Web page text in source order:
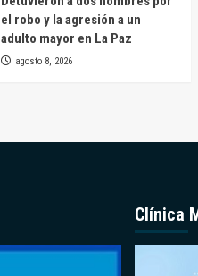
el robo y la agresión a un
adulto mayor en La Paz
agosto 8, 2026
Clínica